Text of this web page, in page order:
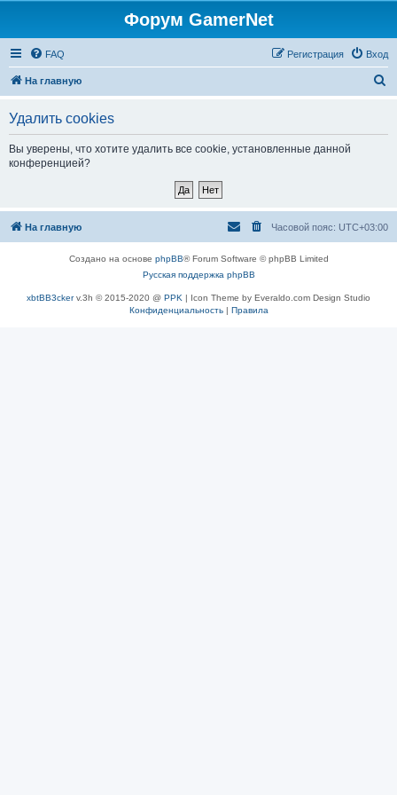
Форум GamerNet
FAQ Вход
Регистрация
На главную
Удалить cookies
Вы уверены, что хотите удалить все cookie, установленные данной
конференцией?
На главную Часовой пояс: UTC+03:00
Создано на основе phpBB® Forum Software © phpBB Limited
Русская поддержка phpBB
xbtBB3ckerv.3h © 2015-2020 @ PPK | Icon Theme by Everaldo.com Design Studio
Конфиденциальность| Правила